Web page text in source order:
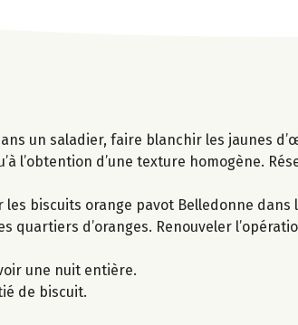
un saladier, faire blanchir les jaunes
l’obtention d’une texture homogène.
les biscuits orange pavot Belledonne
quartiers d’oranges. Renouveler
une nuit entière.
de biscuit.